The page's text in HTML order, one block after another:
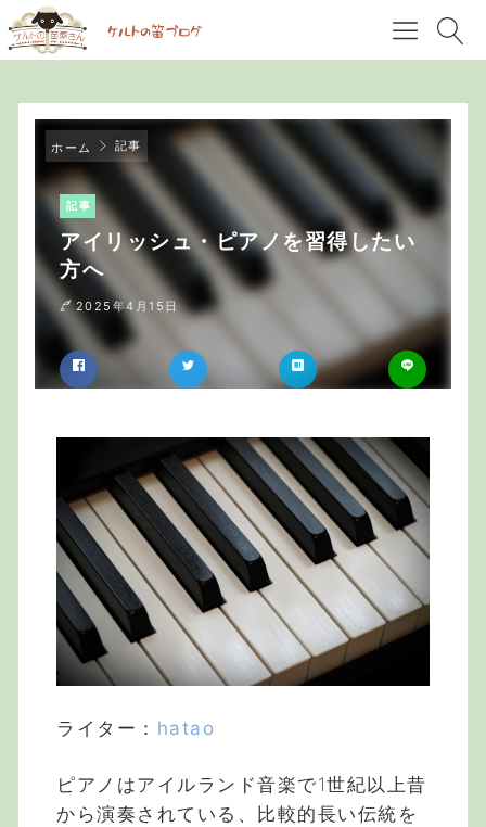
ホーム 記事
記事
アイリッシュ・ピアノを習得したい
方へ
2025年4月15日
ライター： hatao
ピアノはアイルランド音楽で1世紀以上昔
から演奏されている、比較的長い伝統を